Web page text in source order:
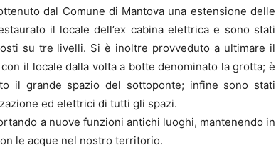
dal Comune di Mantova una estensione delle
il locale dell’ex cabina elettrica e sono stati
su tre livelli. Si è inoltre provveduto a ultimare il
il locale dalla volta a botte denominato la grotta; è
il grande spazio del sottoponte; infine sono stati
ed elettrici di tutti gli spazi.
a nuove funzioni antichi luoghi, mantenendo in
le acque nel nostro territorio.